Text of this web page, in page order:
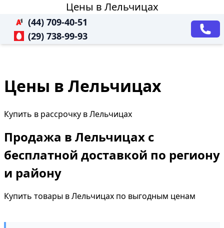
Цены в Лельчицах
(44) 709-40-51
(29) 738-99-93
Цены в Лельчицах
Купить в рассрочку в Лельчицах
Продажа в Лельчицах с
бесплатной доставкой по региону
и району
Купить товары в Лельчицах по выгодным ценам